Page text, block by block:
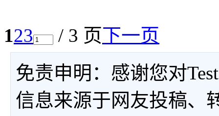
123 / 3 页下一页
免责申明：感谢您对
信息来源于网友投稿、